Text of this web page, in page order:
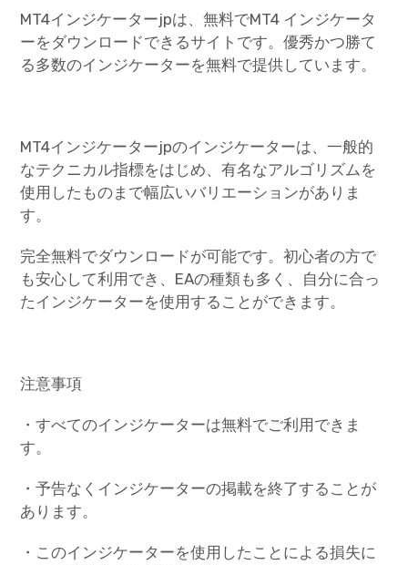
MT4インジケーターjpは、無料でMT4 インジケータ
ーをダウンロードできるサイトです。優秀かつ勝て
る多数のインジケーターを無料で提供しています。
MT4インジケーターjpのインジケーターは、一般的
なテクニカル指標をはじめ、有名なアルゴリズムを
使用したものまで幅広いバリエーションがありま
す。
完全無料でダウンロードが可能です。初心者の方で
も安心して利用でき、EAの種類も多く、自分に合っ
たインジケーターを使用することができます。
注意事項
・すべてのインジケーターは無料でご利用できま
す。
・予告なくインジケーターの掲載を終了することが
あります。
・このインジケーターを使用したことによる損失に